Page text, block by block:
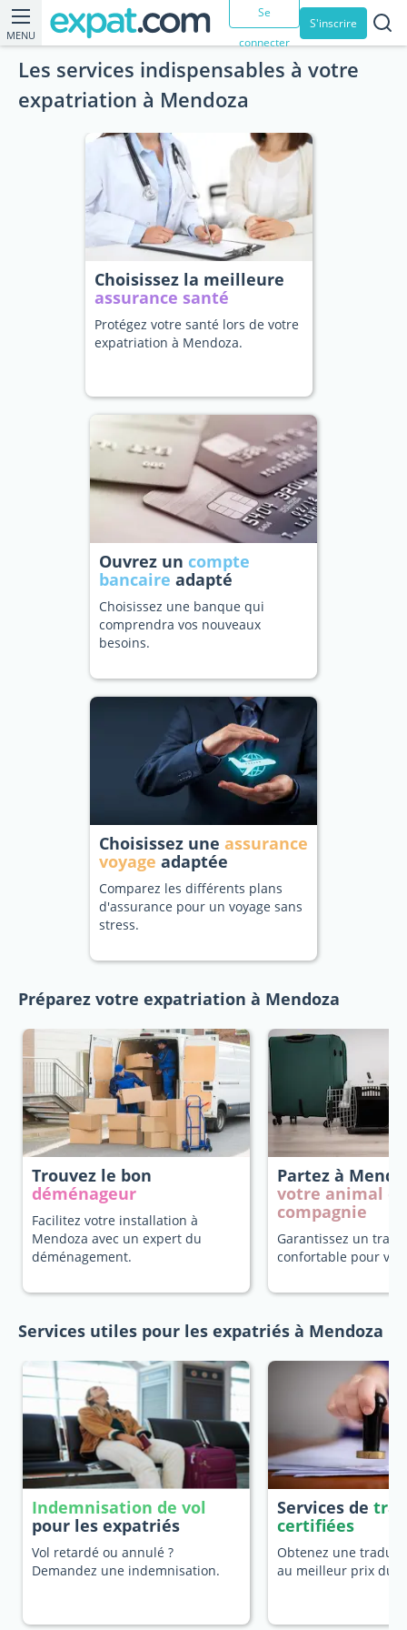
MENU
Se
connecter
S'inscrire
Les services indispensables à votre
expatriation à Mendoza
Choisissez la meilleure
assurance santé
Protégez votre santé lors de votre
expatriation à Mendoza.
Ouvrez un compte
bancaire adapté
Choisissez une banque qui
comprendra vos nouveaux
besoins.
Choisissez une assurance
voyage adaptée
Comparez les différents plans
d'assurance pour un voyage sans
stress.
Préparez votre expatriation à Mendoza
Trouvez le bon
déménageur
Facilitez votre installation à
Mendoza avec un expert du
déménagement.
Partez à
votre animal de
compagnie
Garantissez un
confortable pour
Services utiles pour les expatriés à Mendoza
Indemnisation de vol
pour les expatriés
Vol retardé ou annulé ?
Demandez une indemnisation.
Services de
certifiées
Obtenez une
au meilleur prix du